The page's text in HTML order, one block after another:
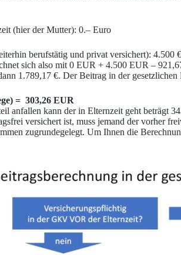
(hier der Mutter): 0.– Euro
berufstätig und privat versichert): 4.500 €
sich also mit 0 EUR + 4.500 EUR –
1.789,17 €. Der Beitrag in der
= 303,26 EUR
anfallen kann der in Elternzeit geht beträgt
versichert ist, muss jemand der vorher
zugrundegelegt. Um Ihnen die